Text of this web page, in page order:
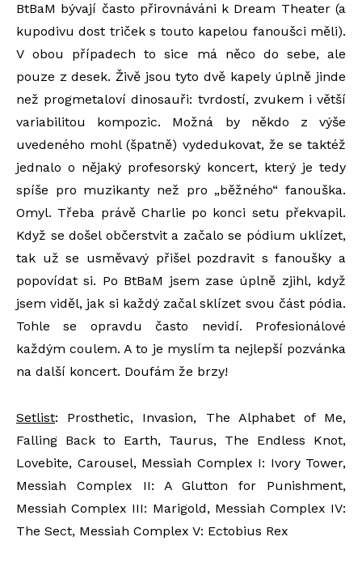
BtBaM bývají často přirovnáváni k Dream Theater (a
kupodivu dost triček s touto kapelou fanoušci měli).
V obou případech to sice má něco do sebe, ale
pouze z desek. Živě jsou tyto dvě kapely úplně jinde
než progmetaloví dinosauři: tvrdostí, zvukem i větší
variabilitou kompozic. Možná by někdo z výše
uvedeného mohl (špatně) vydedukovat, že se taktéž
jednalo o nějaký profesorský koncert, který je tedy
spíše pro muzikanty než pro „běžného“ fanouška.
Omyl. Třeba právě Charlie po konci setu překvapil.
Když se došel občerstvit a začalo se pódium uklízet,
tak už se usměvavý přišel pozdravit s fanoušky a
popovídat si. Po BtBaM jsem zase úplně zjihl, když
jsem viděl, jak si každý začal sklízet svou část pódia.
Tohle se opravdu často nevidí. Profesionálové
každým coulem. A to je myslím ta nejlepší pozvánka
na další koncert. Doufám že brzy!
Setlist: Prosthetic, Invasion, The Alphabet of Me,
Falling Back to Earth, Taurus, The Endless Knot,
Lovebite, Carousel, Messiah Complex I: Ivory Tower,
Messiah Complex II: A Glutton for Punishment,
Messiah Complex III: Marigold, Messiah Complex IV:
The Sect, Messiah Complex V: Ectobius Rex